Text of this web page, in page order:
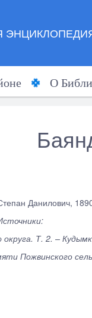
О
Данилович,
Т. 2. –
Пожвинского